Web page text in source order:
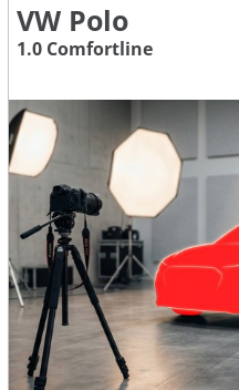
VW Polo
1.0 Comfortline